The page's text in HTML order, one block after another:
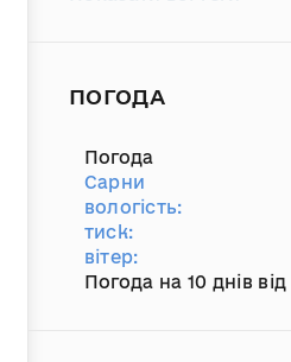
ПОГОДА
Погода
Сарни
вологість:
тиск:
вітер:
Погода на 10 днів від